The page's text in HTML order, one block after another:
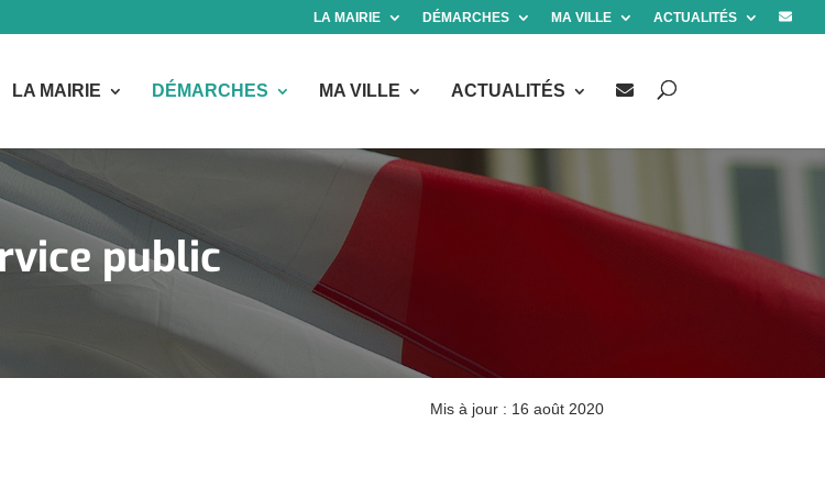
LA MAIRIE DÉMARCHES MA VILLE ACTUALITÉS
LA MAIRIE DÉMARCHES MA VILLE ACTUALITÉS
public
Mis à jour : 16 août 2020